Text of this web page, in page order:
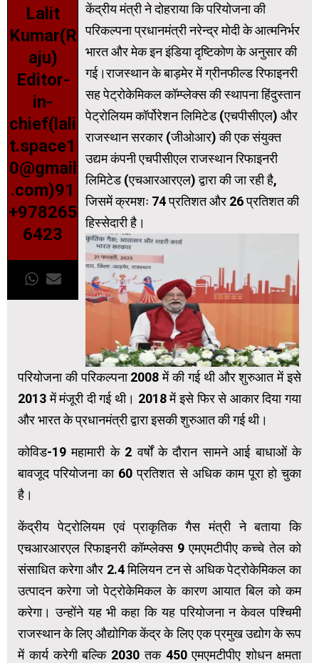
Lalit
Kumar(R
aju)
Editor-
in-
chief(lali
t.space1
0@gmail
.com)91
+978265
6423
केंद्रीय मंत्री ने दोहराया कि परियोजना की
परिकल्पना प्रधानमंत्री नरेन्द्र मोदी के आत्मनिर्भर
भारत और मेक इन इंडिया दृष्टिकोण के अनुसार की
गई।राजस्थान के बाड़मेर में ग्रीनफील्ड रिफाइनरी
सह पेट्रोकेमिकल कॉम्प्लेक्स की स्थापना हिंदुस्तान
पेट्रोलियम कॉर्पोरेशन लिमिटेड (एचपीसीएल) और
राजस्थान सरकार (जीओआर) की एक संयुक्त
उद्यम कंपनी एचपीसीएल राजस्थान रिफाइनरी
लिमिटेड (एचआरआरएल) द्वारा की जा रही है,
जिसमें क्रमशः 74 प्रतिशत और 26 प्रतिशत की
हिस्सेदारी है।
परियोजना की परिकल्पना 2008 में की गई थी और शुरुआत में इसे
2013 में मंजूरी दी गई थी। 2018 में इसे फिर से आकार दिया गया
और भारत के प्रधानमंत्री द्वारा इसकी शुरुआत की गई थी।
कोविड-19 महामारी के 2 वर्षों के दौरान सामने आई बाधाओं के
बावजूद परियोजना का 60 प्रतिशत से अधिक काम पूरा हो चुका
है।
केंद्रीय पेट्रोलियम एवं प्राकृतिक गैस मंत्री ने बताया कि
एचआरआरएल रिफाइनरी कॉम्प्लेक्स 9 एमएमटीपीए कच्चे तेल को
संसाधित करेगा और 2.4 मिलियन टन से अधिक पेट्रोकेमिकल का
उत्पादन करेगा जो पेट्रोकेमिकल के कारण आयात बिल को कम
करेगा। उन्होंने यह भी कहा कि यह परियोजना न केवल पश्चिमी
राजस्थान के लिए औद्योगिक केंद्र के लिए एक प्रमुख उद्योग के रूप
में कार्य करेगी बल्कि 2030 तक 450 एमएमटीपीए शोधन क्षमता